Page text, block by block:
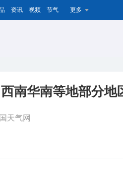
资讯 视频 节气 更多
南华南等地部分地
天气网